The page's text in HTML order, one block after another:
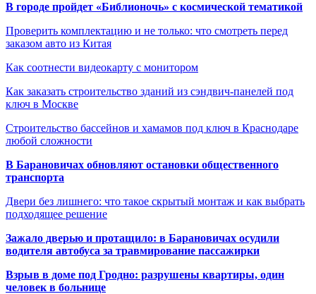
В городе пройдет «Библионочь» с космической тематикой
Проверить комплектацию и не только: что смотреть перед
заказом авто из Китая
Как соотнести видеокарту с монитором
Как заказать строительство зданий из сэндвич-панелей под
ключ в Москве
Строительство бассейнов и хамамов под ключ в Краснодаре
любой сложности
В Барановичах обновляют остановки общественного
транспорта
Двери без лишнего: что такое скрытый монтаж и как выбрать
подходящее решение
Зажало дверью и протащило: в Барановичах осудили
водителя автобуса за травмирование пассажирки
Взрыв в доме под Гродно: разрушены квартиры, один
человек в больнице